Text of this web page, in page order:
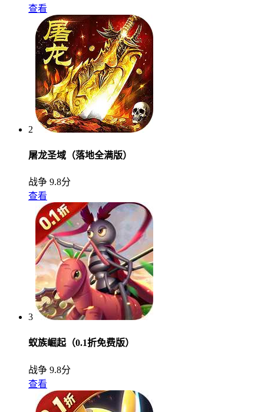
查看
2
屠龙圣域（落地全满版）
战争 9.8分
查看
3
蚁族崛起（0.1折免费版）
战争 9.8分
查看